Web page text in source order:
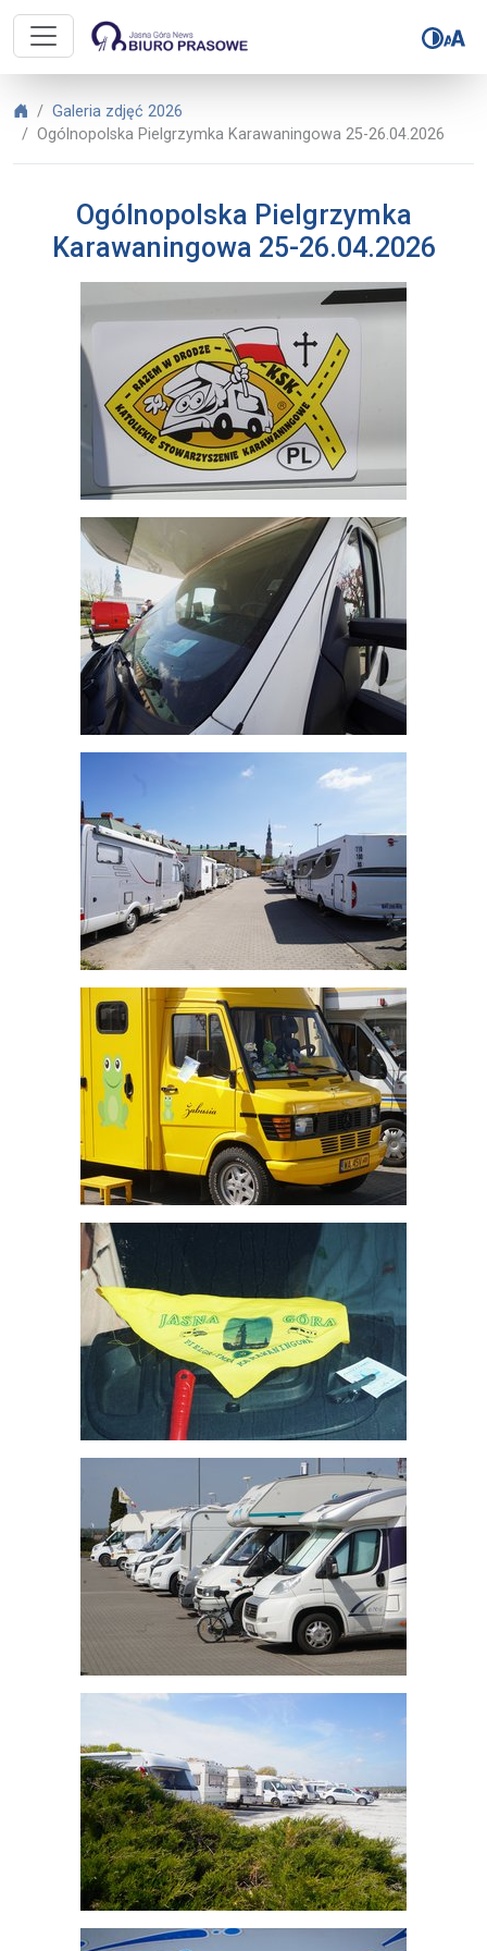
Biuro Prasowe Jasnej Góry –
Biuro Prasowe Jasnej Góry
Galeria zdjęć 2026
Ogólnopolska Pielgrzymka Karawaningowa 25-26.04.2026
Ogólnopolska Pielgrzymka
Karawaningowa 25-26.04.2026